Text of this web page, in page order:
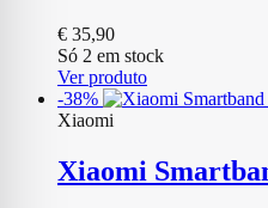
€ 35,90
Só 2 em stock
Ver produto
-38%
Xiaomi
Xiaomi